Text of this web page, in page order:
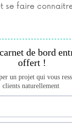
se faire